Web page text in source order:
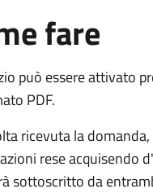
fare
può essere attivato
PDF.
ricevuta la
rese acquisendo
sottoscritto da